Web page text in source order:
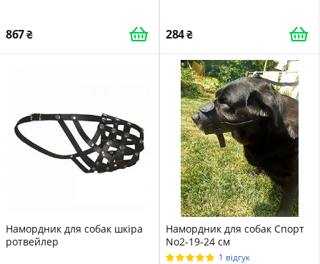
867 284
Намордник для собак шкіра
ротвейлер
Намордник для собак Спорт
No2-19-24 см
1 відгук